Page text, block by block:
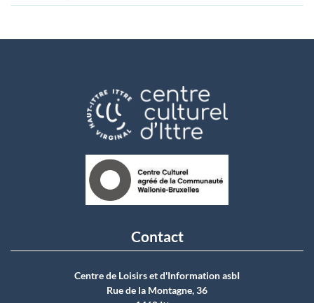
Contact
Centre de Loisirs et d'Information asbI
Rue de la Montagne, 36